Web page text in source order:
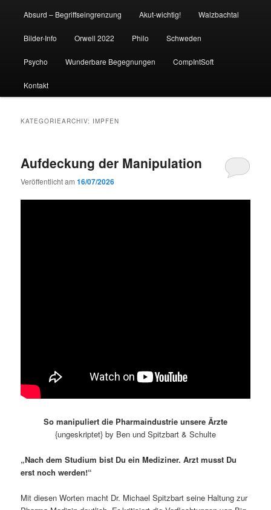
Absurd – Begriffseingrenzung Akut-wichtig! Walzbachtal
Bilder-Info Orwell 2022 Philo Schweden
Psycho Wunderbare Begegnungen CompIntSoft
Kontakt
KATEGORIEARCHIV: IMPFEN
Aufdeckung der Manipulation
Veröffentlicht am16/07/2026
So manipuliert die Pharmaindustrie unsere Ärzte
{ungeskriptet} by Ben und Spitzbart & Schulte
„Nach dem Studium bist Du ein Mediziner. Arzt musst Du
erst noch werden!“
Mit diesen Worten macht Dr. Michael Spitzbart seine Haltung zur